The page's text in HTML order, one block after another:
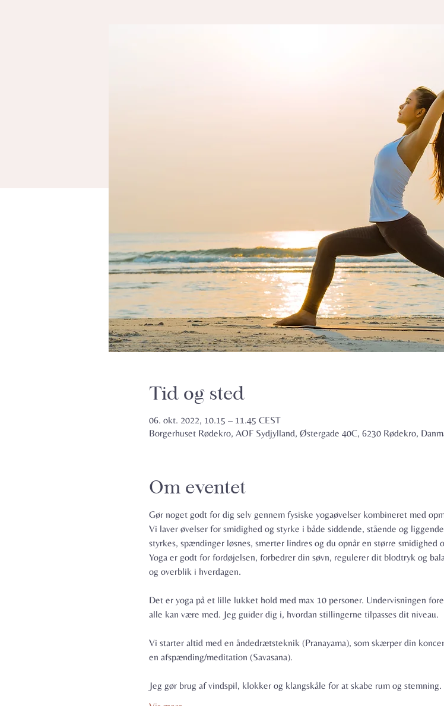
Tid og sted
06. okt. 2022, 10.15 – 11.45 CEST
Borgerhuset Rødekro, AOF Sydjylland, Østergade 40C, 6230 Rødekro,
Om eventet
Gør noget godt for dig selv gennem fysiske yogaøvelser kombineret med
Vi laver øvelser for smidighed og styrke i både siddende, stående og
styrkes, spændinger løsnes, smerter lindres og du opnår en større smidighed
Yoga er godt for fordøjelsen, forbedrer din søvn, regulerer dit blodtryk og
og overblik i hverdagen.
Det er yoga på et lille lukket hold med max 10 personer. Undervisningen
alle kan være med. Jeg guider dig i, hvordan stillingerne tilpasses dit niveau.
Vi starter altid med en åndedrætsteknik (Pranayama), som skærper din
en afspænding/meditation (Savasana).
Jeg gør brug af vindspil, klokker og klangskåle for at skabe rum og stemning.